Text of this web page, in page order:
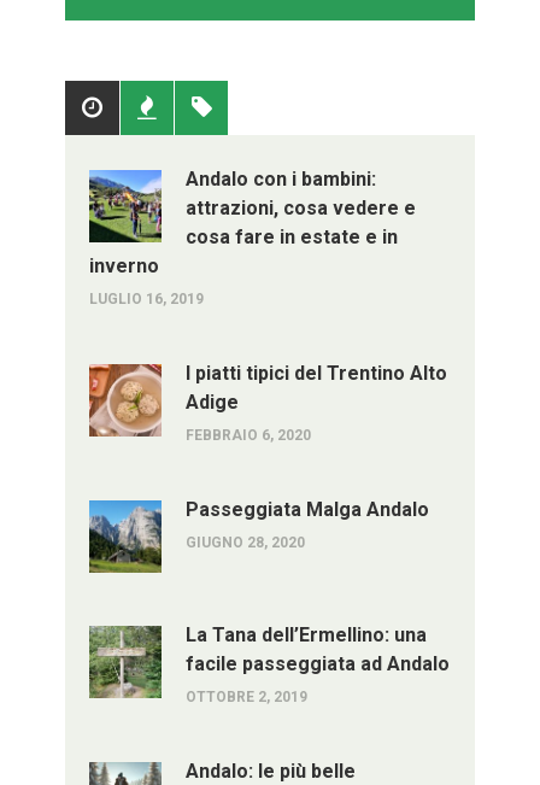
PopolariRecenti
Andalo con i bambini:
attrazioni, cosa vedere e
cosa fare in estate e in
inverno
LUGLIO 16, 2019
I piatti tipici del Trentino Alto
Adige
FEBBRAIO 6, 2020
Passeggiata Malga Andalo
GIUGNO 28, 2020
La Tana dell’Ermellino: una
facile passeggiata ad Andalo
OTTOBRE 2, 2019
Andalo: le più belle